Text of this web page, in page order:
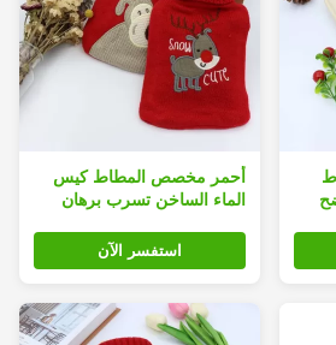
أحمر مخصص المطاط كيس
الماء الساخن تسرب برهان
استفسر الآن